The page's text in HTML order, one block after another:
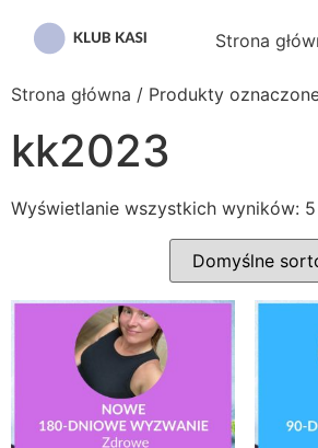
Strona
Strona główna / Produkty
kk2023
Wyświetlanie wszystkich wyników: 5